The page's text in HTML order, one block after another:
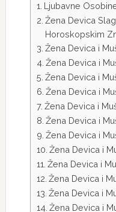
Ljubavne
Žena Devica
Horoskopskim
Žena Devica i
Žena Devica i
Žena Devica i
Žena Devica i
Žena Devica i
Žena Devica i
Žena Devica i
Žena Devica i
Žena Devica i
Žena Devica i
Žena Devica i
Žena Devica i